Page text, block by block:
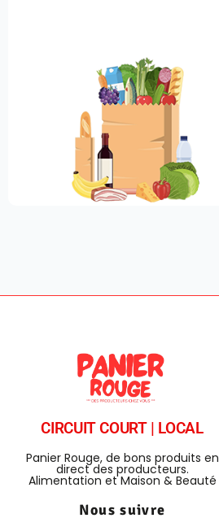
CIRCUIT COURT | LOCAL
Panier Rouge, de bons produits en
direct des producteurs.
Alimentation et Maison & Beauté
Nous suivre